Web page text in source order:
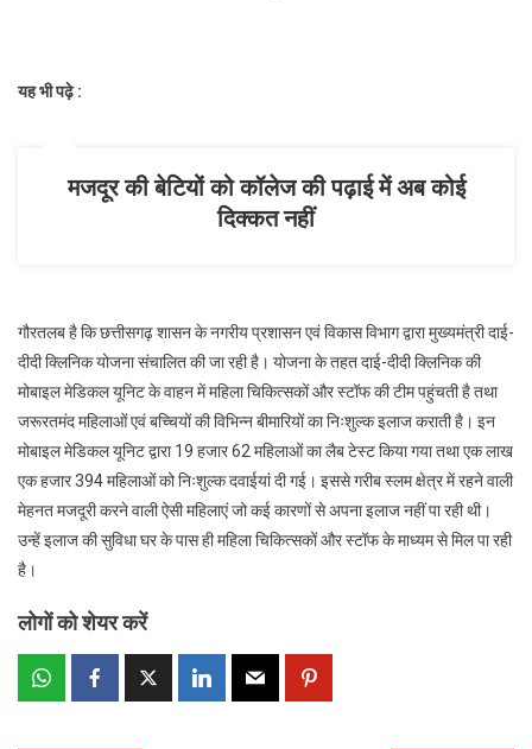
इलाज
यह भी पढ़े :
मजदूर की बेटियों को कॉलेज की पढ़ाई में अब कोई
दिक्कत नहीं
गौरतलब है कि छत्तीसगढ़ शासन के नगरीय प्रशासन एवं विकास विभाग द्वारा मुख्यमंत्री दाई-
दीदी क्लिनिक योजना संचालित की जा रही है। योजना के तहत दाई-दीदी क्लिनिक की
मोबाइल मेडिकल यूनिट के वाहन में महिला चिकित्सकों और स्टॉफ की टीम पहुंचती है तथा
जरूरतमंद महिलाओं एवं बच्चियों की विभिन्न बीमारियों का निःशुल्क इलाज कराती है। इन
मोबाइल मेडिकल यूनिट द्वारा 19 हजार 62 महिलाओं का लैब टेस्ट किया गया तथा एक लाख
एक हजार 394 महिलाओं को निःशुल्क दवाईयां दी गई। इससे गरीब स्लम क्षेत्र में रहने वाली
मेहनत मजदूरी करने वाली ऐसी महिलाएं जो कई कारणों से अपना इलाज नहीं पा रही थी।
उन्हें इलाज की सुविधा घर के पास ही महिला चिकित्सकों और स्टॉफ के माध्यम से मिल पा रही
है।
लोगों को शेयर करें